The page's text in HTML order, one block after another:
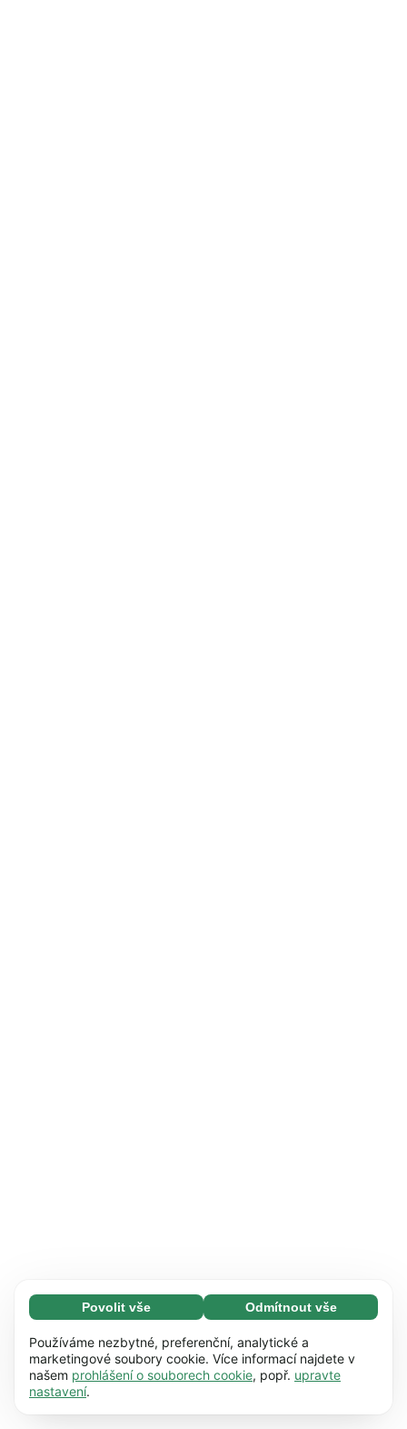
Nezbytné (65)
Nezbytné soubory cookie umožňují využívat
naše webové stránky díky základním funkcím,
např. navigaci na stránce. Bez těchto souborů
cookie nemůže webová stránka správně
fungovat.Zjistit více
Zjistit více
Preference (17)
Povolit vše Odmítnout vše
Používáme nezbytné, preferenční, analytické a
marketingové soubory cookie. Více informací najdete v
našem prohlášení o souborech cookie, popř. upravte
nastavení.